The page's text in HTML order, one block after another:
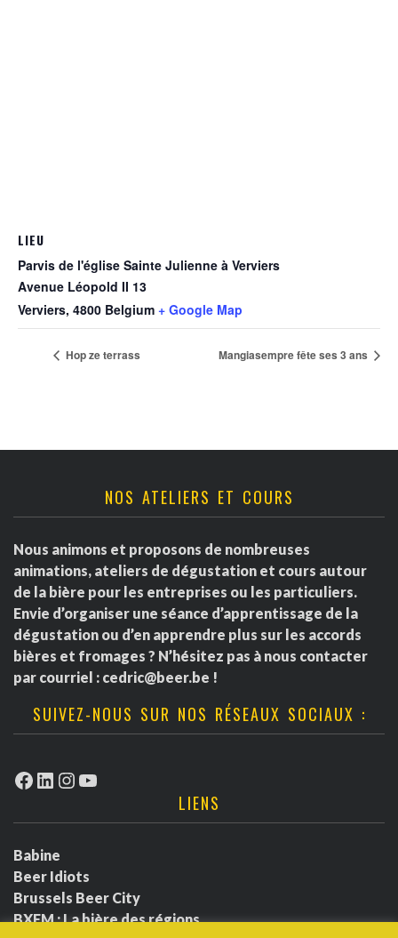
LIEU
Parvis de l'église Sainte Julienne à Verviers
Avenue Léopold II 13
Verviers, 4800 Belgium + Google Map
Hop ze terrass Mangiasempre fête ses 3 ans
NOS ATELIERS ET COURS
Nous animons et proposons de nombreuses
animations, ateliers de dégustation et cours autour
de la bière pour les entreprises ou les particuliers.
Envie d’organiser une séance d’apprentissage de la
dégustation ou d’en apprendre plus sur les accords
bières et fromages ? N’hésitez pas à nous contacter
par courriel : cedric@beer.be !
SUIVEZ-NOUS SUR NOS RÉSEAUX SOCIAUX :
Facebook
LinkedIn
Instagram
YouTube
LIENS
Babine
Beer Idiots
Brussels Beer City
BXFM : La bière des régions